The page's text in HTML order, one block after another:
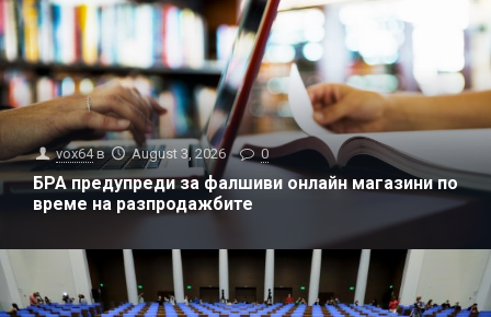
vox64 в August 3, 2026 0
БРА предупреди за фалшиви онлайн магазини по
време на разпродажбите